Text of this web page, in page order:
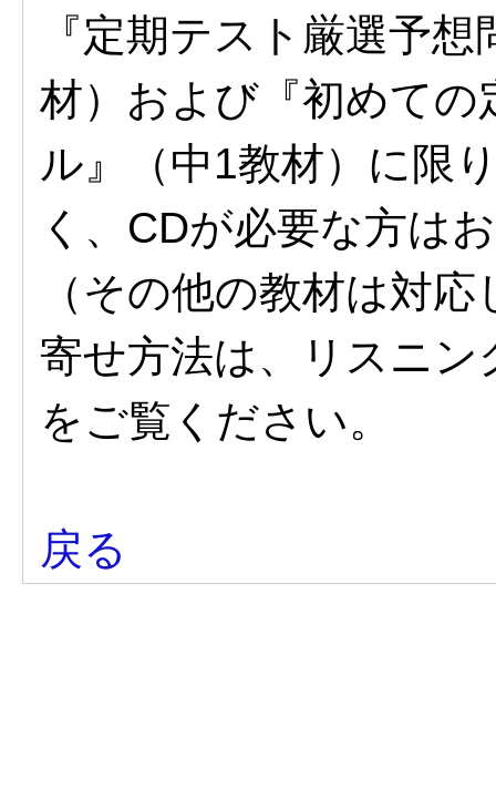
『定期テスト厳選予
材）および『初めて
ル』（中1教材）に限
く、CDが必要な方は
（その他の教材は対
寄せ方法は、リスニ
をご覧ください。
戻る